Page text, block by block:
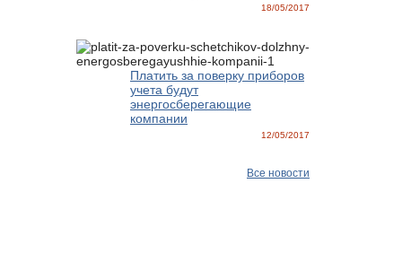
18/05/2017
Платить за поверку приборов
учета будут
энергосберегающие
компании
12/05/2017
Все новости